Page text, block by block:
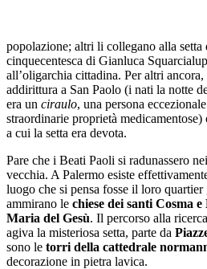
popolazione; altri li collegano alla
cinquecentesca di Gianluca
all’oligarchia cittadina. Per altri
addirittura a San Paolo (i nati la notte
era un ciraulo, una persona
straordinarie proprietà medicamentose)
a cui la setta era devota.
Pare che i Beati Paoli si radunassero
vecchia. A Palermo esiste
luogo che si pensa fosse il loro quartier
ammirano le chiese dei santi Cosma
Maria del Gesù. Il percorso alla
agiva la misteriosa setta, parte da
sono le torri della cattedrale
decorazione in pietra lavica.